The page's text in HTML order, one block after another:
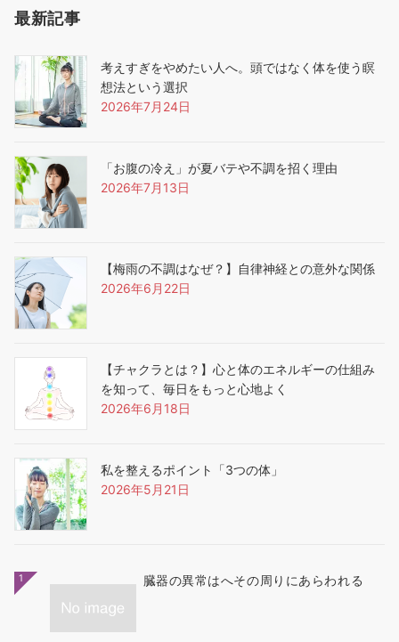
最新記事
考えすぎをやめたい人へ。頭ではなく体を使う瞑
想法という選択
2026年7月24日
「お腹の冷え」が夏バテや不調を招く理由
2026年7月13日
【梅雨の不調はなぜ？】自律神経との意外な関係
2026年6月22日
【チャクラとは？】心と体のエネルギーの仕組み
を知って、毎日をもっと心地よく
2026年6月18日
私を整えるポイント「3つの体」
2026年5月21日
1 臓器の異常はへその周りにあらわれる